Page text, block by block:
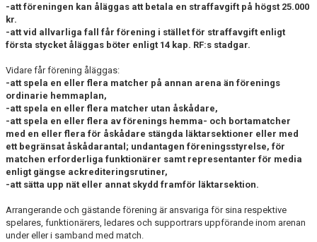
-att föreningen kan åläggas att betala en straffavgift på högst 25.000
kr.
-att vid allvarliga fall får förening i stället för straffavgift enligt
första stycket åläggas böter enligt 14 kap. RF:s stadgar.
Vidare får förening åläggas:
-att spela en eller flera matcher på annan arena än förenings
ordinarie hemmaplan,
-att spela en eller flera matcher utan åskådare,
-att spela en eller flera av förenings hemma- och bortamatcher
med en eller flera för åskådare stängda läktarsektioner eller med
ett begränsat åskådarantal; undantagen föreningsstyrelse, för
matchen erforderliga funktionärer samt representanter för media
enligt gängse ackrediteringsrutiner,
-att sätta upp nät eller annat skydd framför läktarsektion.
Arrangerande och gästande förening är ansvariga för sina respektive
spelares, funktionärers, ledares och supportrars uppförande inom arenan
under eller i samband med match.